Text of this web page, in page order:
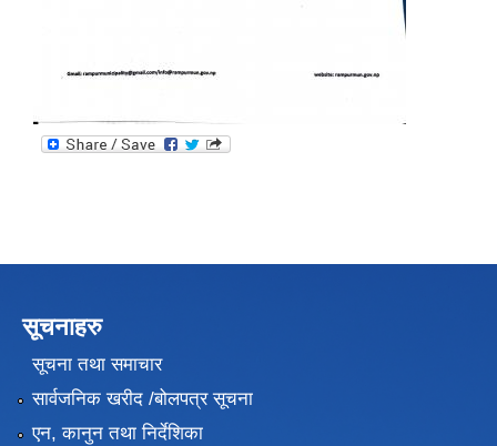
सूचनाहरु
सूचना तथा समाचार
सार्वजनिक खरीद /बोलपत्र सूचना
एन, कानुन तथा निर्देशिका